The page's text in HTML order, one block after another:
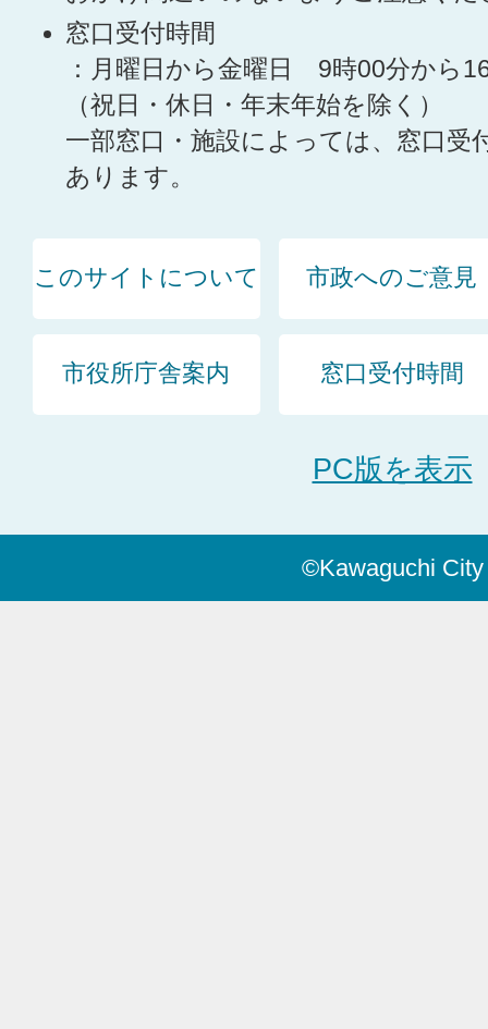
窓口受付時間
：月曜日から金曜日 9時00分から
（祝日・休日・年末年始を除く）
一部窓口・施設によっては、窓口受
あります。
このサイトについて 市政へのご意見
市役所庁舎案内 窓口受付時間
PC版を表示
©Kawaguchi City